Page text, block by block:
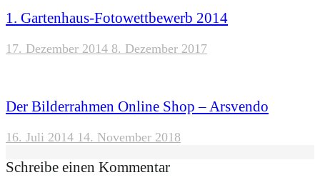
1. Gartenhaus-Fotowettbewerb 2014
17. Dezember 2014 8. Dezember 2017
Der Bilderrahmen Online Shop – Arsvendo
16. Juli 2014 14. November 2018
Schreibe einen Kommentar